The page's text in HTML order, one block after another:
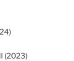
(2023)